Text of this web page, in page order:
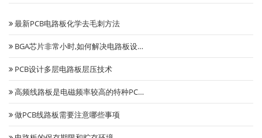
最新PCB电路板化学去毛刺方法
BGA芯片非常小时,如何解决电路板设…
PCB设计多层电路板层压技术
高频线路板是电磁频率较高的特种PC…
做PCB线路板需要注意哪些事项